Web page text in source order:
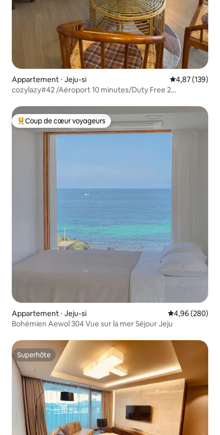
Appartement ⋅ Jeju-si Évaluation
4,87 (139)
cozylazy#42 /Aéroport 10 minutes/Duty Free 2
Coups de cœur voyageurs les plus appréciés
Coup de cœur voyageurs
Appartement ⋅ Jeju-si Évaluation
4,96 (280)
Bohémien Aewol 304 Vue sur la mer Séjour Jeju
Superhôte
Superhôte